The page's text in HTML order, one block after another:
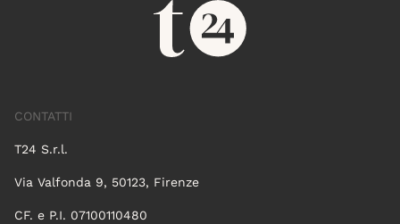
CONTATTI
T24 S.r.l.
Via Valfonda 9, 50123, Firenze
CF. e P.I. 07100110480